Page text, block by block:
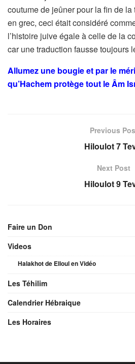
coutume de jeûner pour la fin de
en grec, ceci était considéré
l’histoire juive égale à celle de la
car une traduction fausse toujours
Allumez une bougie et par le
qu’Hachem protège tout le Âm
Previous
Hiloulot 7
Next Post
Hiloulot 9
Faire un Don
Videos
Halakhot de Elloul en Vidéo
Les Téhilim
Calendrier Hébraique
Les Horaires